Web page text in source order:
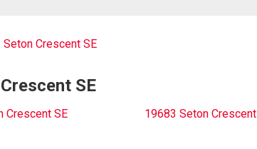
Seton Crescent SE
SE
Crescent SE 19683 Seton